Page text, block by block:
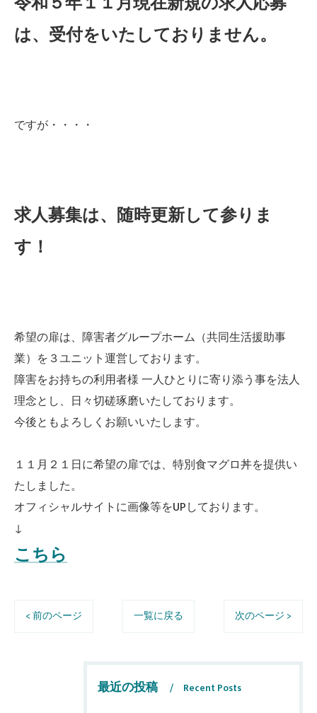
は、受付をいたしておりません。
ですが・・・・
求人募集は、随時更新して参りま
す！
希望の扉は、障害者グループホーム（共同生活援助事
業）を３ユニット運営しております。
障害をお持ちの利用者様 一人ひとりに寄り添う事を法人
理念とし、日々切磋琢磨いたしております。
今後ともよろしくお願いいたします。
１１月２１日に希望の扉では、特別食マグロ丼を提供い
たしました。
オフィシャルサイトに画像等をUPしております。
↓
こちら
< 前のページ 一覧に戻る 次のページ >
最近の投稿 Recent Posts